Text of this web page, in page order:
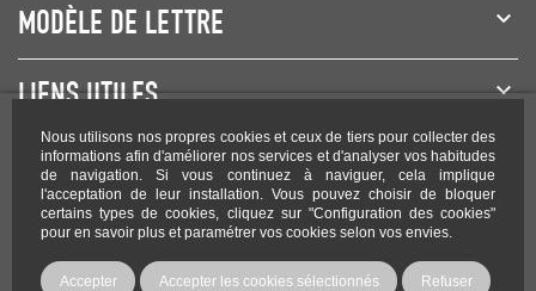
Nous utilisons nos propres cookies et ceux de tiers pour collecter des
informations afin d'améliorer nos services et d'analyser vos habitudes
de navigation. Si vous continuez à naviguer, cela implique
l'acceptation de leur installation. Vous pouvez choisir de bloquer
certains types de cookies, cliquez sur "Configuration des cookies"
pour en savoir plus et paramétrer vos cookies selon vos envies.
Accepter Accepter les cookies sélectionnés Refuser
MODÈLE DE LETTRE
LIENS UTILES
NEWSLETTER